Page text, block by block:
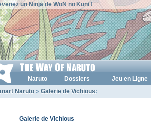
un Ninja de WoN no Kuni !
Naruto Dossiers
Jeu en Ligne
Naruto » Galerie de Vichious:
Galerie de Vichious